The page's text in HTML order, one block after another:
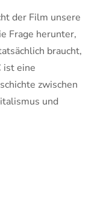
der Film unsere
Frage herunter,
braucht,
ist eine
zwischen
und